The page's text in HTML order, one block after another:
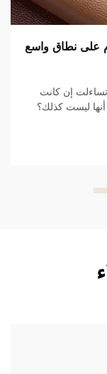
على نطاق واسع
إن كانت
ليست كذلك؟
الفاخرة